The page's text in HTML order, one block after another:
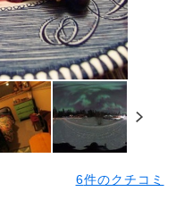
6件のクチコミ